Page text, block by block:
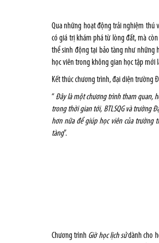
Qua những hoạt động trải nghiệm thú
có giá trị khám phá từ lòng đất, mà
thể sinh động tại bảo tàng như những
học viên trong không gian học tập mới
Kết thúc chương trình, đại diện trường
“ Đây là một chương trình tham quan,
trong thời gian tới, BTLSQG và trường
hơn nữa để giúp học viên của trường
tàng”.
Chương trình Giờ học lịch sửdành cho